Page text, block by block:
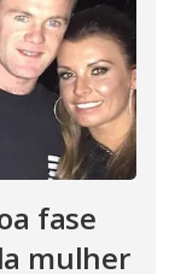
fase
mulher